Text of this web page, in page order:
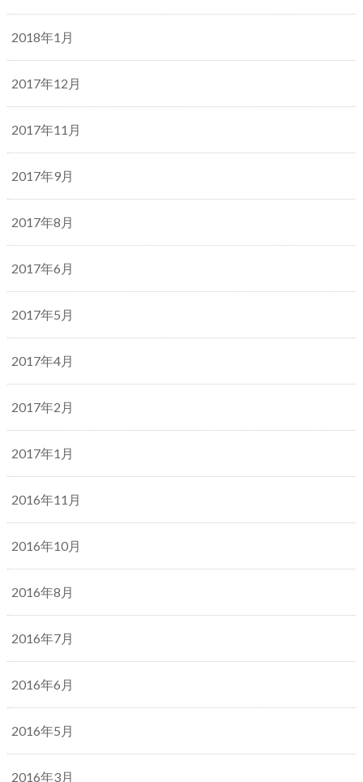
2018年1月
2017年12月
2017年11月
2017年9月
2017年8月
2017年6月
2017年5月
2017年4月
2017年2月
2017年1月
2016年11月
2016年10月
2016年8月
2016年7月
2016年6月
2016年5月
2016年3月